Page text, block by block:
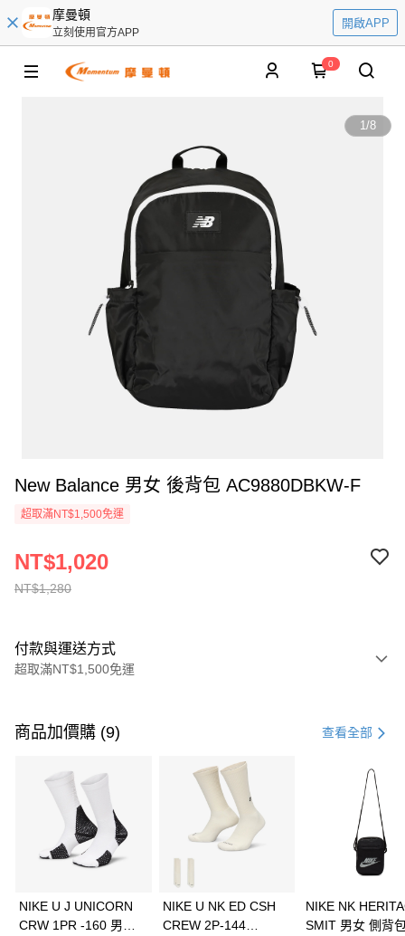
摩曼頓
立刻使用官方APP
開啟APP
0
1/8
New Balance 男女 後背包 AC9880DBKW-F
超取滿NT$1,500免運
NT$1,280
NT$1,020
付款與運送方式
超取滿NT$1,500免運
信用卡一次付款
3 期 0 利率 每期 21家銀行
合作金庫商業銀行
第一商業銀行
華南商業銀行
彰化商業銀行
上海商業儲蓄銀行
Apple Pay
全盈+PAY
商品加價購 (9) 查看全部
NIKE U J UNICORN
CRW 1PR -160 男女
NIKE U NK ED CSH
CREW 2P-144
NIKE NK
SMIT 男女 側背